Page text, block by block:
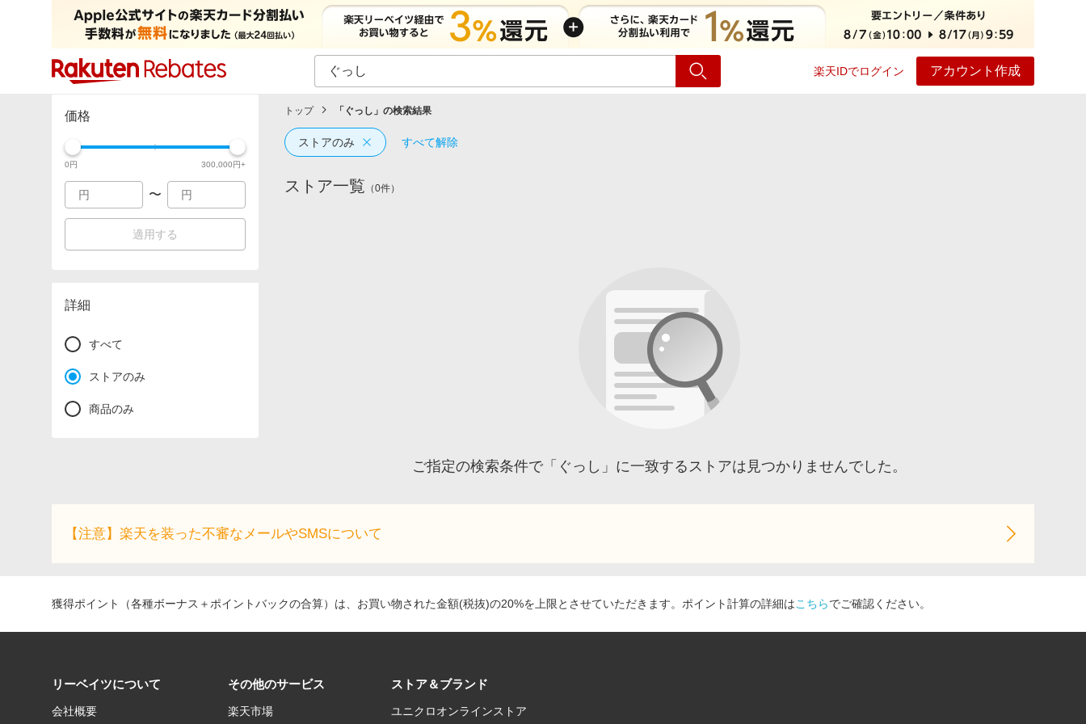
楽天IDでログイン アカウント作成
カテゴリー一覧 イベント一覧 ショッピング
価格
0円 300,000円+
〜
適用する
詳細
すべて
ストアのみ
商品のみ
トップ 「 ぐっし 」の検索結果
ストアのみ すべて解除
ストア一覧 （0件）
ご指定の検索条件で「ぐっし」に一致するストアは見つかりませんでした。
【注意】楽天を装った不審なメールやSMSについて
獲得ポイント（各種ボーナス＋ポイントバックの合算）は、お買い物された金額(税抜)の20%を上限とさせていただきます。ポイント計算の詳細はこちらでご確認ください。
リーベイツについて
会社概要
その他のサービス
楽天市場
ストア＆ブランド
ユニクロオンラインストア